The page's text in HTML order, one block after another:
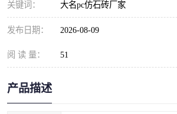
关键词： 大名pc仿石砖厂家
发布日期： 2026-08-09
阅 读 量： 51
产品描述